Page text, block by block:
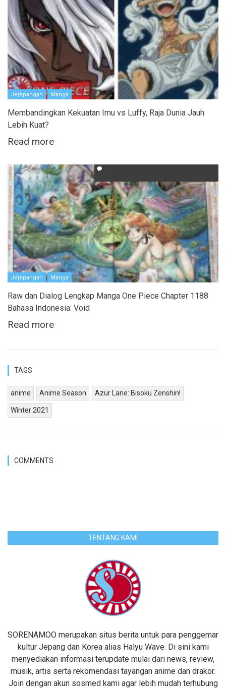
Jejepangan Manga
Membandingkan Kekuatan Imu vs Luffy, Raja Dunia Jauh
Lebih Kuat?
Read more
Jejepangan Manga
Raw dan Dialog Lengkap Manga One Piece Chapter 1188
Bahasa Indonesia: Void
Read more
TAGS
anime Anime Season Azur Lane: Bisoku Zenshin!
Winter 2021
COMMENTS
TENTANG KAMI
SORENAMOO merupakan situs berita untuk para penggemar
kultur Jepang dan Korea alias Halyu Wave. Di sini kami
menyediakan informasi terupdate mulai dari news, review,
musik, artis serta rekomendasi tayangan anime dan drakor.
Join dengan akun sosmed kami agar lebih mudah terhubung